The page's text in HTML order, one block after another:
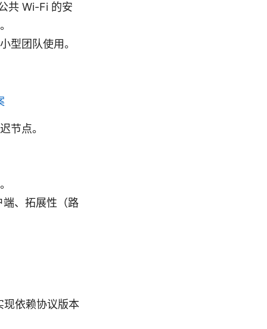
共 Wi-Fi 的安
型团队使用。
节点。
、拓展性（路
现依赖协议版本